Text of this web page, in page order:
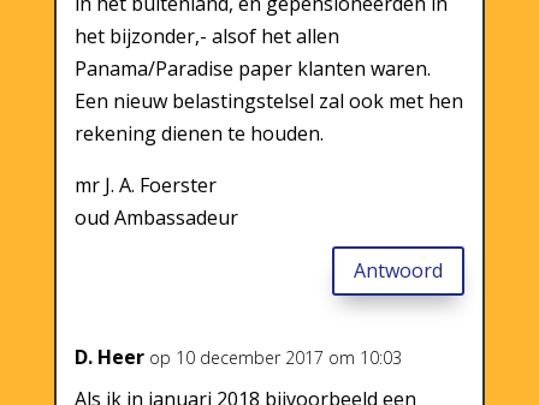
het bijzonder,- alsof het allen
Panama/Paradise paper klanten waren.
Een nieuw belastingstelsel zal ook met hen
rekening dienen te houden.
mr J. A. Foerster
oud Ambassadeur
Antwoord
D. Heer op 10 december 2017 om 10:03
Als ik in januari 2018 bijvoorbeeld een